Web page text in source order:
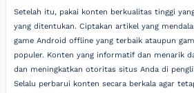
Setelah itu, pakai konten berkualitas tinggi
yang ditentukan. Ciptakan artikel yang
game Android offline yang terbaik ataupun
populer. Konten yang informatif dan menarik
dan meningkatkan otoritas situs Anda di
Selalu perbarui konten secara berkala agar